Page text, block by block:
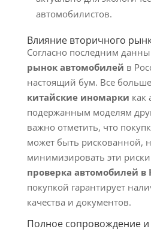
автомобилистов.
Влияние вторичного
Согласно последним
рынок автомобилей в
настоящий бум. Все
китайские иномарки как
подержанным моделям
важно отметить, что
может быть рискованной,
минимизировать эти
проверка автомобилей в
покупкой гарантирует
качества и документов.
Полное сопровождение и